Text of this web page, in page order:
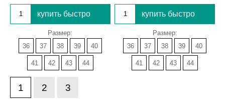
купить быстро
Размер:
36
37 38 39 40
41 42 43 44
купить быстро
Размер:
36
37 38 39 40
41 42 43 44
1 2 3